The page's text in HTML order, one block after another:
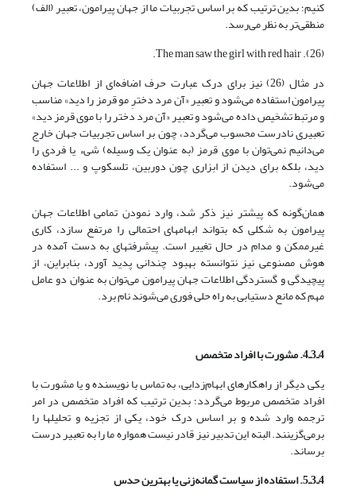
کنیم؛ بدین ترتیب که بر اساس تجربیات ما از جهان پیرامون، تعبیر (الف)
منطقی‌تر به نظر می‌رسد.
(26). The man saw the girl with red hair.
در مثال (26) نیز برای درک عبارت حرف اضافه‌ای از اطلاعات جهان
پیرامون استفاده می‌شود و تعبیر «آن مرد دخترِ مو قرمز را دید» مناسب
و مرتبط تشخیص داده می‌شود و تعبیر «آن مرد دختر را با موی قرمز دید»
تعبیری نادرست محسوب می‌گردد، چون بر اساس تجربیات جهان خارج
می‌دانیم نمی‌توان با موی قرمز (به عنوان یک وسیله) شیء یا فردی را
دید، بلکه برای دیدن از ابزاری چون دوربین، تلسکوپ و ... استفاده
می‌شود.
همان‌گونه که پیشتر نیز ذکر شد، وارد نمودن تمامی اطلاعات جهان
پیرامون به شکلی که بتواند ابهامهای احتمالی را مرتفع سازد، کاری
غیرممکن و مدام در حال تغییر است. پیشرفتهای به دست آمده در
هوش مصنوعی نیز نتوانسته بهبود چندانی پدید آورد، بنابراین، از
پیچیدگی و گستردگی اطلاعات جهان پیرامون می‌توان به عنوان دو عامل
مهم که مانع دستیابی به راه‌ حلی فوری می‌شوند نام برد.
4ـ3ـ4. مشورت با افراد متخصص
یکی دیگر از راهکارهای ابهام‌زدایی، به تماس با نویسنده و یا مشورت با
افراد متخصص مربوط می‌گردد؛ بدین ترتیب که افراد متخصص در امر
ترجمه وارد شده و بر اساس درک خود، یکی از تجزیه و تحلیلها را
برمی‌گزینند. البته این تدبیر نیز قادر نیست همواره ما را به تعبیر درست
برساند.
4ـ3ـ5. استفاده از سیاست گمانه‌زنی یا بهترین حدس